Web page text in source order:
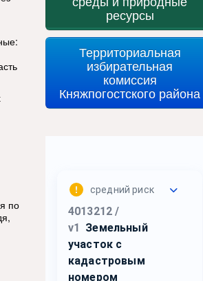
по
ресурсы
Территориальная
избирательная
комиссия
Княжпогостского района